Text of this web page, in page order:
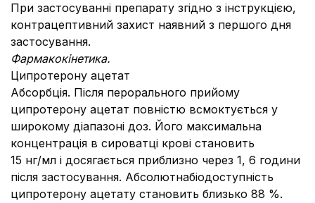
При застосуванні препарату згідно з інструкцією,
контрацептивний захист наявний з першого дня
застосування.
Фармакокінетика.
Ципротерону ацетат
Абсорбція. Після перорального прийому
ципротерону ацетат повністю всмоктується у
широкому діапазоні доз. Його максимальна
концентрація в сироватці крові становить
15 нг/мл і досягається приблизно через 1, 6 години
після застосування. Абсолютнабіодоступність
ципротерону ацетату становить близько 88 %.